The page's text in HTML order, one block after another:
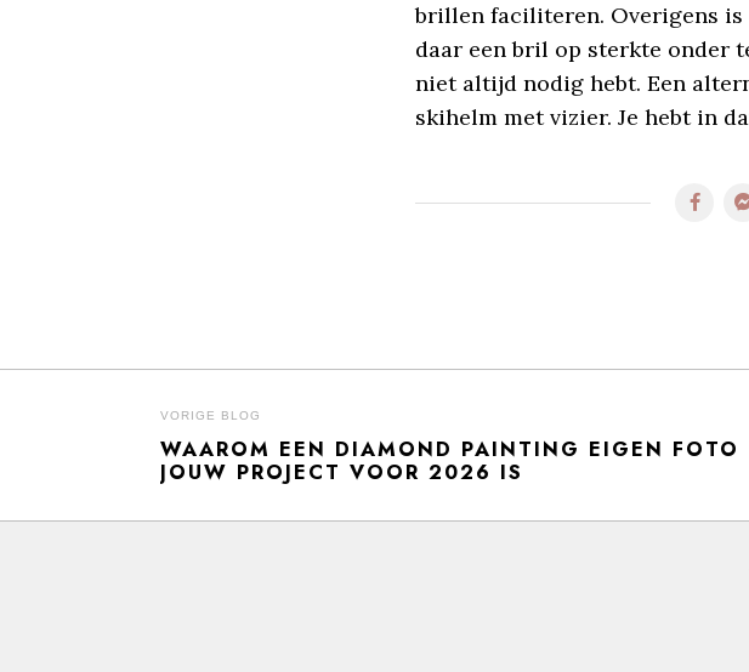
brillen faciliteren. Overigens
daar een bril op sterkte onder
niet altijd nodig hebt. Een
skihelm met vizier. Je hebt in
BERICHT
NAVIGATIE
VORIGE BLOG
Previous
post:
WAAROM EEN DIAMOND PAINTING EIGEN FOTO
JOUW PROJECT VOOR 2026 IS